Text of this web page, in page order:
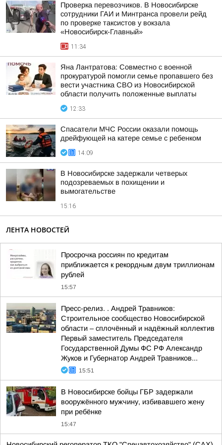
Проверка перевозчиков. В Новосибирске
сотрудники ГАИ и Минтранса провели рейд
по проверке таксистов у вокзала
«Новосибирск-Главный»
11:34
Яна Лантратова: Совместно с военной
прокуратурой помогли семье пропавшего без
вести участника СВО из Новосибирской
области получить положенные выплаты
12:33
Спасатели МЧС России оказали помощь
дрейфующей на катере семье с ребенком
14:09
В Новосибирске задержали четверых
подозреваемых в похищении и
вымогательстве
15:16
ЛЕНТА НОВОСТЕЙ
Просрочка россиян по кредитам
приближается к рекордным двум триллионам
рублей
15:57
Пресс-релиз. . Андрей Травников:
Строительное сообщество Новосибирской
области – сплочённый и надёжный коллектив
Первый заместитель Председателя
Государственной Думы ФС РФ Александр
Жуков и Губернатор Андрей Травников...
15:51
В Новосибирске бойцы ГБР задержали
вооружённого мужчину, избивавшего жену
при ребёнке
15:47